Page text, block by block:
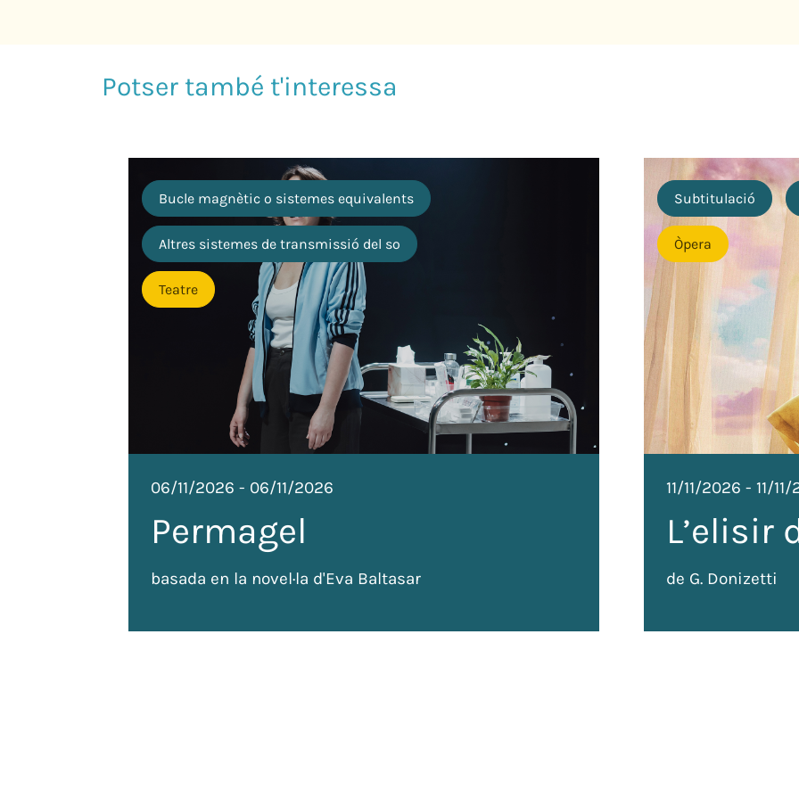
Bucle magnètic o sistemes equivalents
Altres sistemes de transmissió del so
Teatre
06/11/2026 - 06/11/2026
Permagel
basada en la novel·la d'Eva Baltasar
Subtitulació
Òpera
11/11/2026 - 11/
L’elisir
de G. Donizetti